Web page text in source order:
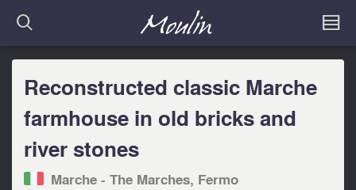
Reconstructed classic Marche
farmhouse in old bricks and
river stones
Marche - The Marches, Fermo‎